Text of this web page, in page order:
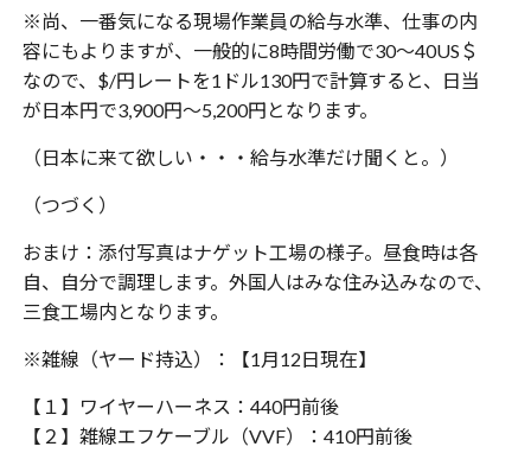
※尚、一番気になる現場作業員の給与水準、仕事の内
容にもよりますが、一般的に8時間労働で30〜40US＄
なので、$/円レートを1ドル130円で計算すると、日当
が日本円で3,900円〜5,200円となります。
（日本に来て欲しい・・・給与水準だけ聞くと。）
（つづく）
おまけ：添付写真はナゲット工場の様子。昼食時は各
自、自分で調理します。外国人はみな住み込みなので、
三食工場内となります。
※雑線（ヤード持込）：【1月12日現在】
【１】ワイヤーハーネス：440円前後
【２】雑線エフケーブル（VVF）：410円前後